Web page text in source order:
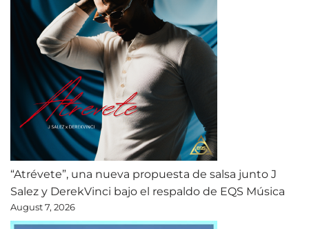
“Atrévete”, una nueva propuesta de salsa junto J
Salez y DerekVinci bajo el respaldo de EQS Música
August 7, 2026